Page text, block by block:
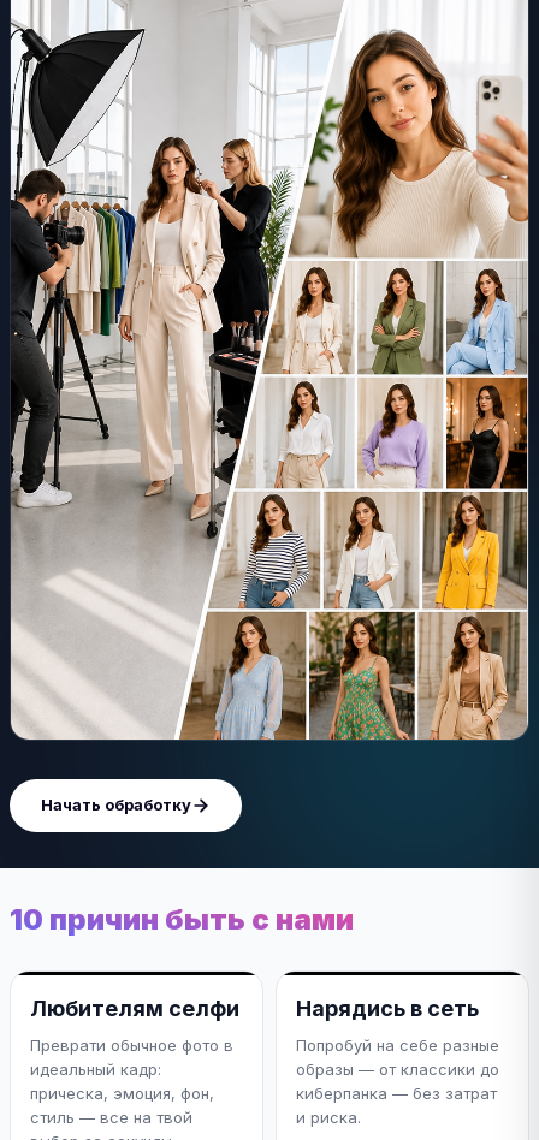
Начать обработку
10 причин быть с нами
Любителям селфи
Преврати обычное фото в
идеальный кадр:
прическа, эмоция, фон,
стиль — все на твой
Нарядись в сеть
Попробуй на себе разные
образы — от классики до
киберпанка — без затрат
и риска.